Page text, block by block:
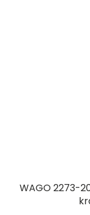
WAGO 2273-